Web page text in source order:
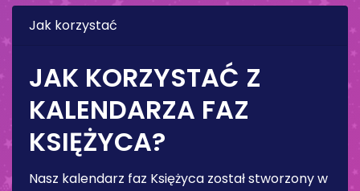
Jak korzystać
JAK KORZYSTAĆ Z
KALENDARZA FAZ
KSIĘŻYCA?
Nasz kalendarz faz Księżyca został stworzony w